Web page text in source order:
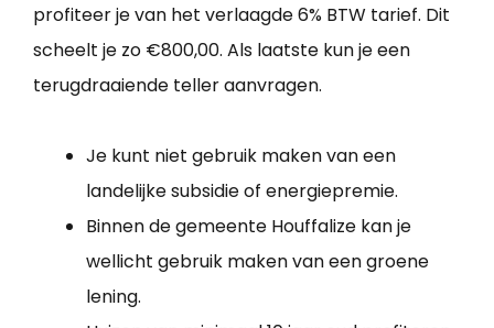
profiteer je van het verlaagde 6% BTW tarief. Dit
scheelt je zo €800,00. Als laatste kun je een
terugdraaiende teller aanvragen.
Je kunt niet gebruik maken van een
landelijke subsidie of energiepremie.
Binnen de gemeente Houffalize kan je
wellicht gebruik maken van een groene
lening.